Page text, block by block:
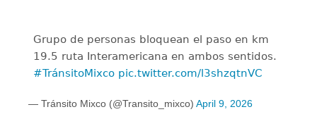
Grupo de personas bloquean el paso en km
19.5 ruta Interamericana en ambos sentidos.
#TránsitoMixco pic.twitter.com/l3shzqtnVC
— Tránsito Mixco (@Transito_mixco) April 9, 2026